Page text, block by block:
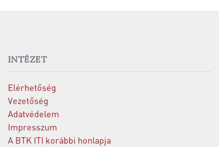
INTÉZET
Elérhetőség
Vezetőség
Adatvédelem
Impresszum
A BTK ITI korábbi honlapja